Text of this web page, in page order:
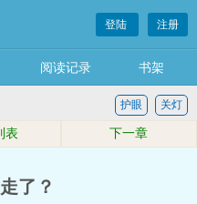
登陆 注册
阅读记录 书架
关灯
护眼
表 下一章
了？